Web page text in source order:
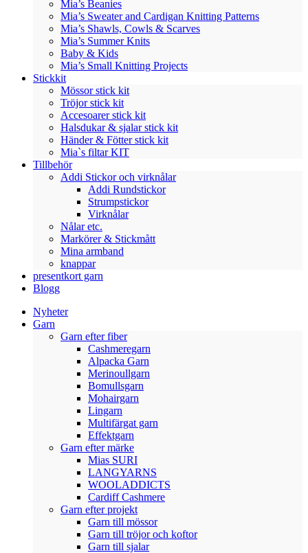
Mia’s Beanies
Mia’s Sweater and Cardigan Knitting Patterns
Mia’s Shawls, Cowls & Scarves
Mia’s Summer Knits
Baby & Kids
Mia’s Small Knitting Projects
Stickkit
Mössor stick kit
Tröjor stick kit
Accesoarer stick kit
Halsdukar & sjalar stick kit
Händer & Fötter stick kit
Mia`s filtar KIT
Tillbehör
Addi Stickor och virknålar
Addi Rundstickor
Strumpstickor
Virknålar
Nålar etc.
Markörer & Stickmått
Mina armband
knappar
presentkort garn
Blogg
Nyheter
Garn
Garn efter fiber
Cashmeregarn
Alpacka Garn
Merinoullgarn
Bomullsgarn
Mohairgarn
Lingarn
Multifärgat garn
Effektgarn
Garn efter märke
Mias SURI
LANGYARNS
WOOLADDICTS
Cardiff Cashmere
Garn efter projekt
Garn till mössor
Garn till tröjor och koftor
Garn till sjalar